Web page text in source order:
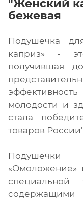
"Женский
бежевая
Подушечка
каприз» -
получившая
молодости и
стала
товаров
«Омоложение»
специальной